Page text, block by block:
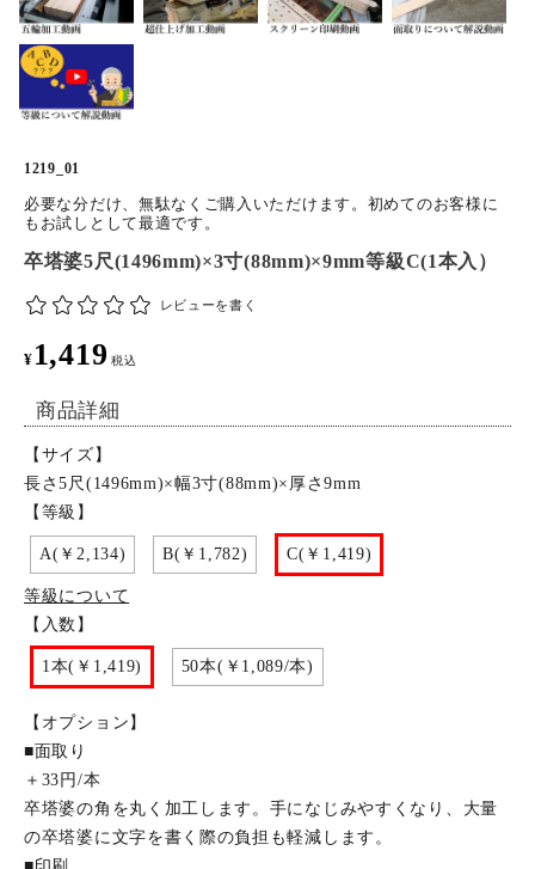
よみもの
ご購入履歴・再注文
特定商取引法について
お問い合わせ
1219_01
必要な分だけ、無駄なくご購入いただけます。初めてのお客様に
もお試しとして最適です。
卒塔婆5尺(1496mm)×3寸(88mm)×9mm等級C(1本入）
レビューを書く
¥ 1,419 税込
商品詳細
【サイズ】
長さ5尺(1496mm)×幅3寸(88mm)×厚さ9mm
【等級】
A(￥2,134) B(￥1,782) C(￥1,419)
等級について
【入数】
1本(￥1,419) 50本(￥1,089/本)
【オプション】
■面取り
＋33円/本
卒塔婆の角を丸く加工します。手になじみやすくなり、大量
の卒塔婆に文字を書く際の負担も軽減します。